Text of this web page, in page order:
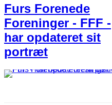
Furs Forenede
Foreninger - FFF -
har opdateret sit
portræt